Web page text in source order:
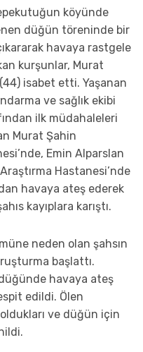
köyünde
düğün töreninde bir
havaya rastgele
kurşunlar, Murat
isabet etti. Yaşanan
ve sağlık ekibi
ilk müdahaleleri
Murat Şahin
Emin Alparslan
Hastanesi’nde
havaya ateş ederek
kayıplara karıştı.
neden olan şahsın
başlattı.
havaya ateş
edildi. Ölen
ve düğün için